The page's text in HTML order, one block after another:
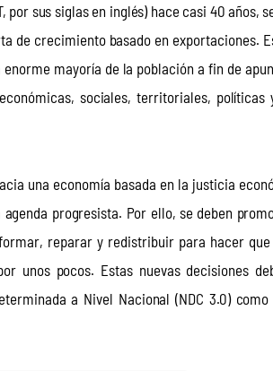
por sus siglas en inglés) hace casi 40
de crecimiento basado en exportaciones.
mayoría de la población a fin de
sociales, territoriales,
una economía basada en la justicia
agenda progresista. Por ello, se deben
reparar y redistribuir para hacer
unos pocos. Estas nuevas decisiones
a Nivel Nacional (NDC 3.0)